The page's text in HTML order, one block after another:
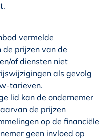
vermelde
prijzen van de
of diensten niet
als gevolg
tarieven.
lid kan de ondernemer
de prijzen
op de financiële
geen invloed op